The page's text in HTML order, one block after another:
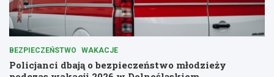
BEZPIECZEŃSTWO WAKACJE
Policjanci dbają o bezpieczeństwo młodzieży